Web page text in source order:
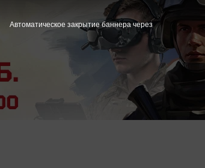
Автоматическое закрытие баннера через